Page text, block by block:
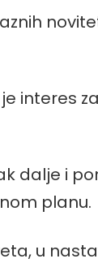
interes
dalje i
planu.
u